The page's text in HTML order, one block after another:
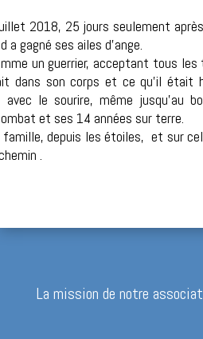
2018, 25 jours seulement
a gagné ses ailes d’ange.
un guerrier, acceptant tous
dans son corps et ce qu’il était
avec le sourire, même jusqu’au
et ses 14 années sur terre.
famille, depuis les étoiles, et sur
.
La mission de notre